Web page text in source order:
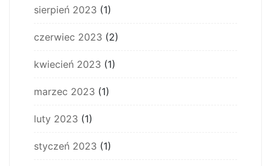
sierpień 2023 (1)
czerwiec 2023 (2)
kwiecień 2023 (1)
marzec 2023 (1)
luty 2023 (1)
styczeń 2023 (1)